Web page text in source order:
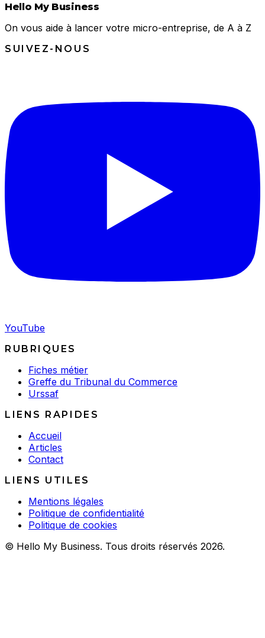
Hello My Business
On vous aide à lancer votre micro-entreprise, de A à Z
SUIVEZ-NOUS
YouTube
RUBRIQUES
Fiches métier
Greffe du Tribunal du Commerce
Urssaf
LIENS RAPIDES
Accueil
Articles
Contact
LIENS UTILES
Mentions légales
Politique de confidentialité
Politique de cookies
© Hello My Business. Tous droits réservés 2026.